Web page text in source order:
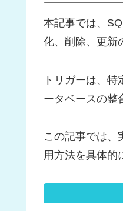
本記事では、
化、削除、更新
トリガーは、
ータベースの整
この記事では、
用方法を具体的